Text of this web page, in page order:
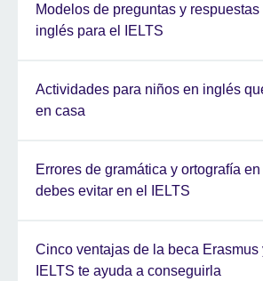
Modelos de preguntas y
inglés para el IELTS
Actividades para niños en inglés
en casa
Errores de gramática y ortografía
debes evitar en el IELTS
Cinco ventajas de la beca Erasmus
IELTS te ayuda a conseguirla